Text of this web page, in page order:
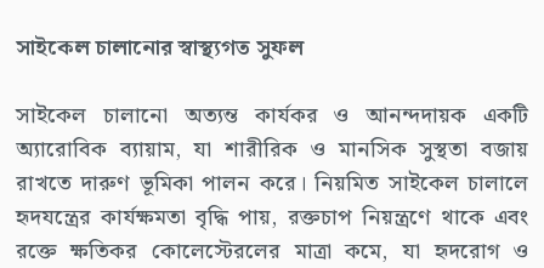
সাইকেল চালানোর স্বাস্থ্যগত সুফল
সাইকেল চালানো অত্যন্ত কার্যকর ও আনন্দদায়ক একটি
অ্যারোবিক ব্যায়াম, যা শারীরিক ও মানসিক সুস্থতা বজায়
রাখতে দারুণ ভূমিকা পালন করে। নিয়মিত সাইকেল চালালে
হৃদযন্ত্রের কার্যক্ষমতা বৃদ্ধি পায়, রক্তচাপ নিয়ন্ত্রণে থাকে এবং
রক্তে ক্ষতিকর কোলেস্টেরলের মাত্রা কমে, যা হৃদরোগ ও